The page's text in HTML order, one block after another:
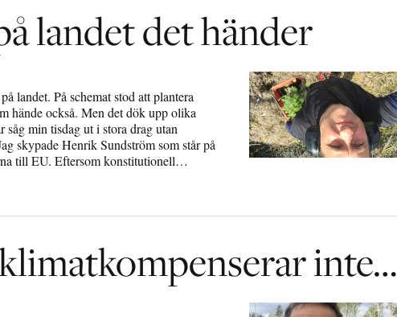
landet det händer
landet. På schemat stod att plantera
hände också. Men det dök upp olika
såg min tisdag ut i stora drag utan
skypade Henrik Sundström som står på
till EU. Eftersom konstitutionell…
inte…